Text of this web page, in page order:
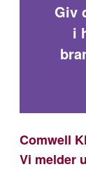
Giv
i
Comwell
Vi melder